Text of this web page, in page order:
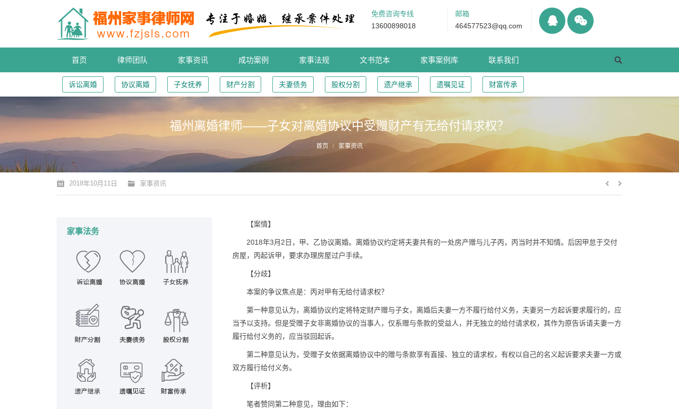
免费咨询专线
13600898018
邮箱
464577523@qq.com
首页 律师团队 家事资讯 成功案例 家事法规 文书范本 家事案例库 联系我们
诉讼离婚 协议离婚 子女抚养 财产分割 夫妻债务 股权分割 遗产继承 遗嘱见证 财富传承
福州离婚律师——子女对离婚协议中受赠财产有无给付请求权？
首页 家事资讯
2018年10月11日 家事资讯
【案情】
2018年3月2日，甲、乙协议离婚。离婚协议约定将夫妻共有的一处房产赠与儿子丙，丙当时并不知情。后因甲怠于交付
房屋，丙起诉甲，要求办理房屋过户手续。
【分歧】
本案的争议焦点是：丙对甲有无给付请求权？
第一种意见认为，离婚协议约定将特定财产赠与子女，离婚后夫妻一方不履行给付义务，夫妻另一方起诉要求履行的，应
当予以支持。但是受赠子女非离婚协议的当事人，仅系赠与条款的受益人，并无独立的给付请求权，其作为原告诉请夫妻一方
履行给付义务的，应当驳回起诉。
第二种意见认为，受赠子女依据离婚协议中的赠与条款享有直接、独立的请求权，有权以自己的名义起诉要求夫妻一方或
双方履行给付义务。
【评析】
笔者赞同第二种意见，理由如下：
家事法务